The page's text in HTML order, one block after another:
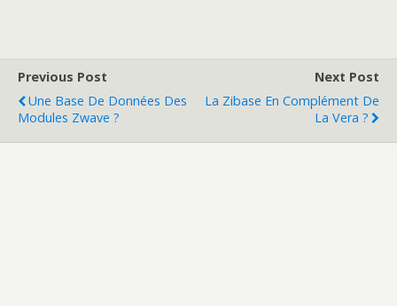
Previous Post
Une Base De Données Des
Modules Zwave ?
Next Post
La Zibase En Complément De
La Vera ?